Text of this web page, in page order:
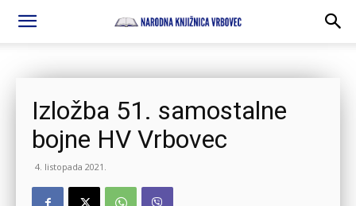
Izložba 51. samostalne
bojne HV Vrbovec
4. listopada 2021.